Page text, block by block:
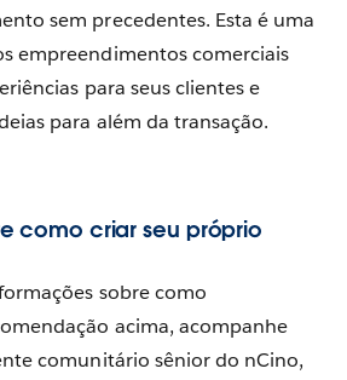
sem precedentes. Esta é uma
empreendimentos comerciais
para seus clientes e
para além da transação.
como criar seu próprio
sobre como
acima, acompanhe
comunitário sênior do nCino,